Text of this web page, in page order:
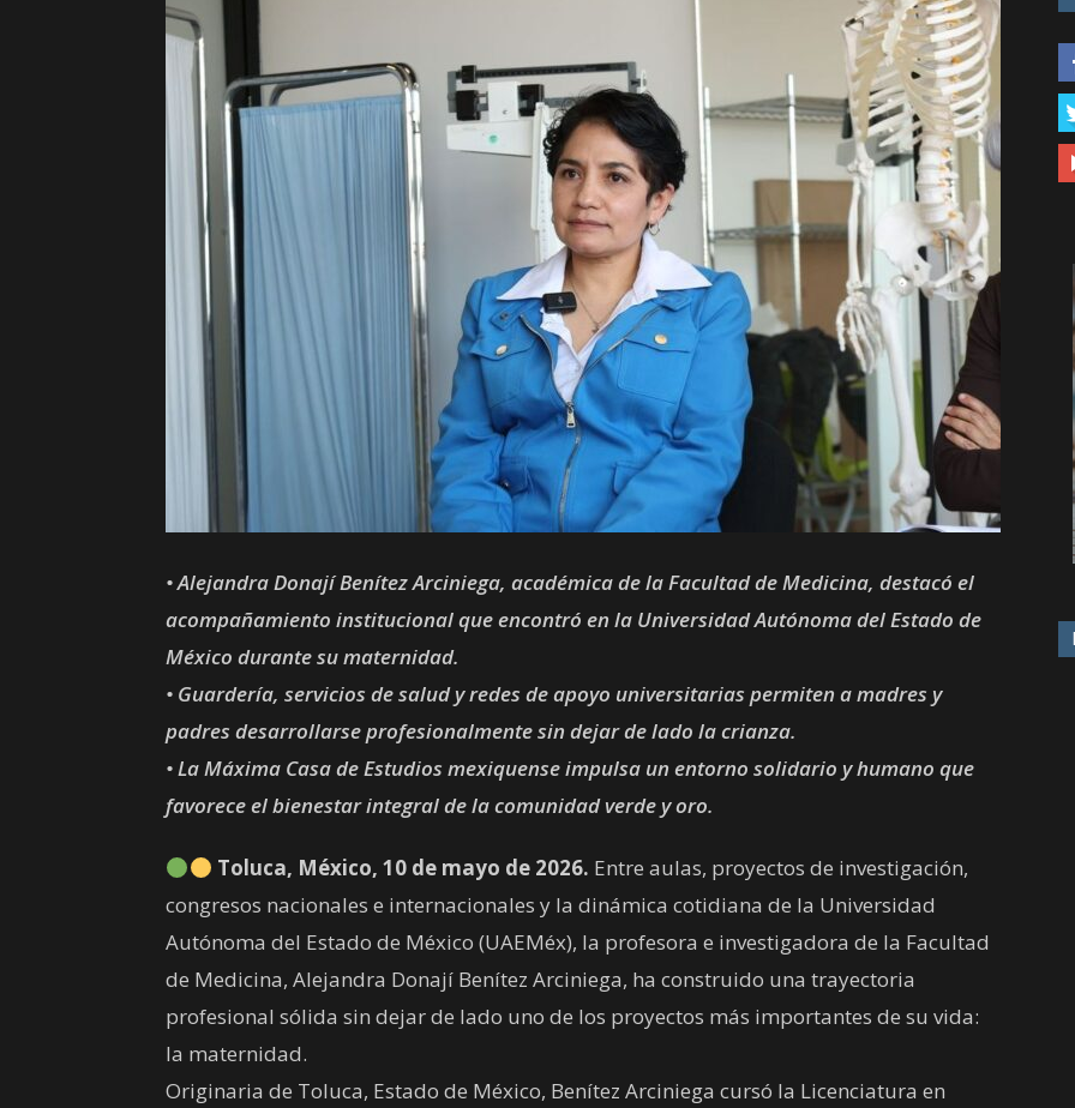
• Alejandra Donají Benítez Arciniega, académica de la Facultad de Medicina, destacó el
acompañamiento institucional que encontró en la Universidad Autónoma del Estado de
México durante su maternidad.
• Guardería, servicios de salud y redes de apoyo universitarias permiten a madres y
padres desarrollarse profesionalmente sin dejar de lado la crianza.
• La Máxima Casa de Estudios mexiquense impulsa un entorno solidario y humano que
favorece el bienestar integral de la comunidad verde y oro.
Toluca, México, 10 de mayo de 2026. Entre aulas, proyectos de investigación,
congresos nacionales e internacionales y la dinámica cotidiana de la Universidad
Autónoma del Estado de México (UAEMéx), la profesora e investigadora de la Facultad
de Medicina, Alejandra Donají Benítez Arciniega, ha construido una trayectoria
profesional sólida sin dejar de lado uno de los proyectos más importantes de su vida:
la maternidad.
Originaria de Toluca, Estado de México, Benítez Arciniega cursó la Licenciatura en